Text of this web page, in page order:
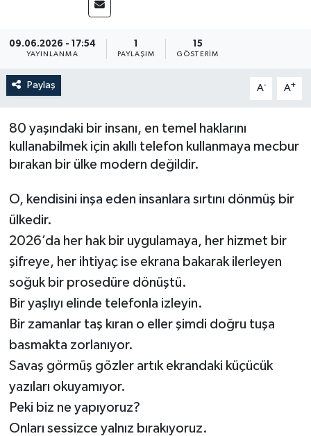
09.06.2026 - 17:54
YAYINLANMA
1
PAYLAŞIM
15
GÖSTERIM
Paylaş A- A+
80 yaşındaki bir insanı, en temel haklarını
kullanabilmek için akıllı telefon kullanmaya mecbur
bırakan bir ülke modern değildir.
O, kendisini inşa eden insanlara sırtını dönmüş bir
ülkedir.
2026’da her hak bir uygulamaya, her hizmet bir
şifreye, her ihtiyaç ise ekrana bakarak ilerleyen
soğuk bir prosedüre dönüştü.
Bir yaşlıyı elinde telefonla izleyin.
Bir zamanlar taş kıran o eller şimdi doğru tuşa
basmakta zorlanıyor.
Savaş görmüş gözler artık ekrandaki küçücük
yazıları okuyamıyor.
Peki biz ne yapıyoruz?
Onları sessizce yalnız bırakıyoruz.
Yönetim Kurulu
Yüksek İstişare Kurulu
Sanat